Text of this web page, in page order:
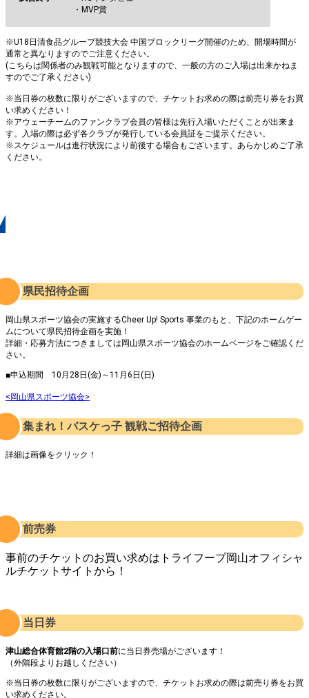
・MVP賞
※U18日清食品グループ競技大会 中国ブロックリーグ開催のため、開場時間が
通常と異なりますのでご注意ください。
(こちらは関係者のみ観戦可能となりますので、一般の方のご入場は出来かねま
すのでご了承ください)
※当日券の枚数に限りがございますので、チケットお求めの際は前売り券をお買
い求めください！
※アウェーチームのファンクラブ会員の皆様は先行入場いただくことが出来ま
す。入場の際は必ず各クラブが発行している会員証をご提示ください。
※スケジュールは進行状況により前後する場合もございます。あらかじめご了承
ください。
県民招待企画
岡山県スポーツ協会の実施するCheer Up! Sports 事業のもと、下記のホームゲー
ムについて県民招待企画を実施！
詳細・応募方法につきましては岡山県スポーツ協会のホームページをご確認くだ
さい。
■申込期間 10月28日(金)～11月6日(日)
<岡山県スポーツ協会>
集まれ！バスケっ子 観戦ご招待企画
詳細は画像をクリック！
前売券
事前のチケットのお買い求めはトライフープ岡山オフィシャ
ルチケットサイトから！
当日券
津山総合体育館2階の入場口前に当日券売場がございます！
（外階段よりお越しください）
※当日券の枚数に限りがございますので、チケットお求めの際は前売り券をお買
い求めください。